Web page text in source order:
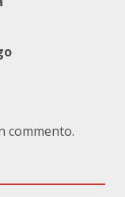
commento.